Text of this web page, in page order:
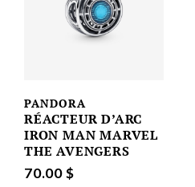
PANDORA
RÉACTEUR D’ARC
IRON MAN MARVEL
THE AVENGERS
70.00 $